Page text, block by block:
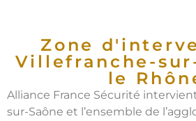
Zone
Villefranche-
le
Alliance France Sécurité
sur-Saône et l’ensemble de